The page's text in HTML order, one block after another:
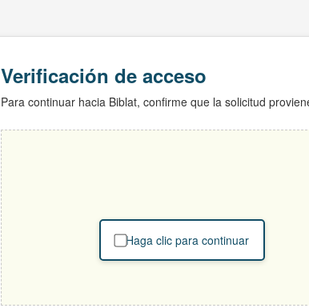
Verificación de acceso
Para continuar hacia Biblat, confirme que la solicitud
Haga clic para continuar